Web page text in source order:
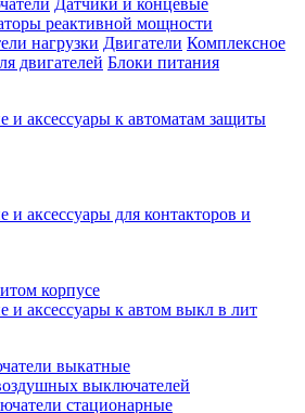
Датчики и концевые
реактивной мощности
нагрузки Двигатели Комплексное
двигателей Блоки питания
и аксессуары к автоматам защиты
и аксессуары для контакторов и
корпусе
и аксессуары к автом выкл в лит
выкатные
выключателей
стационарные